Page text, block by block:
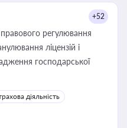
+52
регулювання
ліцензій і
господарської
діяльність